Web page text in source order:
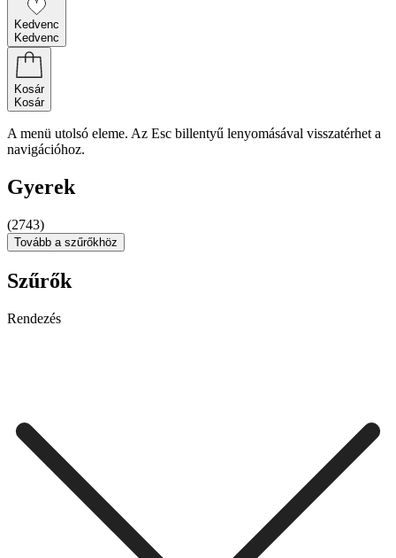
Kedvenc
Kedvenc
Kosár
Kosár
A menü utolsó eleme. Az Esc billentyű lenyomásával visszatérhet a
navigációhoz.
Gyerek
(2743)
Tovább a szűrőkhöz
Szűrők
Rendezés